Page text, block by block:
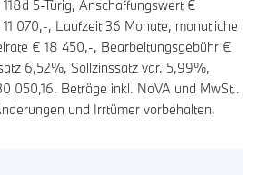
5-Türig, Anschaffungswert €
11 070,-, Laufzeit36 Monate, monatliche
€ 18 450,-, Bearbeitungsgebühr €
6,52%, Sollzinssatz var. 5,99%,
050,16. Beträge inkl. NoVA und MwSt..
und Irrtümer vorbehalten.